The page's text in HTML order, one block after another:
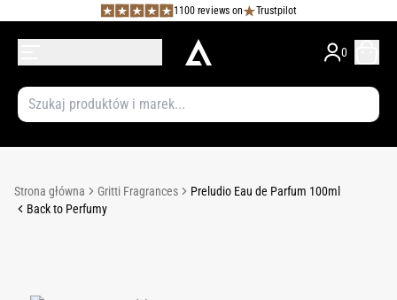
1100 reviews on Trustpilot
0
Strona główna Gritti Fragrances
Preludio Eau de Parfum 100ml
Back to Perfumy